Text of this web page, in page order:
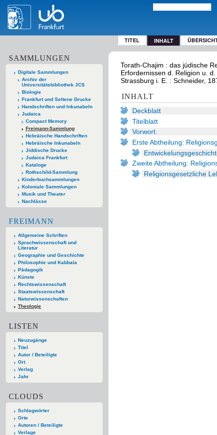
TITEL INHALT
SAMMLUNGEN
Digitale Sammlungen
Archiv der
Universitätsbibliothek JCS
Biologie
Frankfurt und Seltene Drucke
Handschriften und Inkunabeln
Judaica
Compact Memory
Freimann-Sammlung
Hebräische Handschriften
Hebräische Inkunabeln
Jiddische Drucke
Judaica Frankfurt
Kataloge
Rothschild-Sammlung
Kinderbuchsammlungen
Koloniale Sammlungen
Musik und Theater
Nachlässe
FREIMANN
Allgemeine Schriften
Sprachwissenschaft und
Literatur
Geographie und Geschichte
Philosophie und Kabbala
Pädagogik
Künste
Rechtswissenschaft
Staatswissenschaft
Naturwissenschaften
Theologie
LISTEN
Neuzugänge
Titel
Autor / Beteiligte
Ort
Verlag
Jahr
CLOUDS
Schlagwörter
Orte
Autoren / Beteiligte
Verlage
Torath-Chajim : das jüdische
Erfordernissen d. Religion u.
Strassburg i. E. : Schneider,
INHALT
Deckblatt
Titelblatt
Vorwort.
Erste Abtheilung:
Zweite Abtheilung:
Religionsgesetzliche